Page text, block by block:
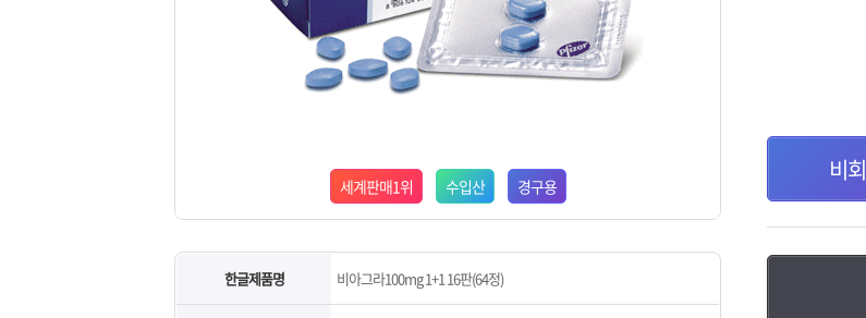
세계판매1위 수입산 경구용
한글제품명 비아그라100mg 1+1 16판(64정)
비